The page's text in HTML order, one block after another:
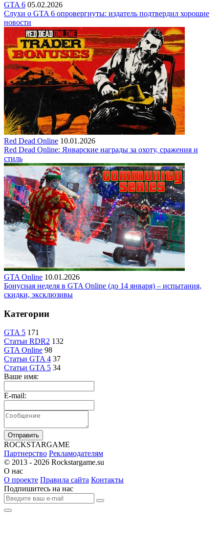
GTA 6 05.02.2026
Слухи о GTA 6 опровергнуты: издатель подтвердил хорошие
новости
Red Dead Online 10.01.2026
Red Dead Online: Январские награды за охоту, сражения и
стиль
GTA Online 10.01.2026
Бонусная неделя в GTA Online (до 14 января) – испытания,
скидки, эксклюзивы
Категории
GTA 5 171
Статьи RDR2 132
GTA Online 98
Статьи GTA 4 37
Статьи GTA 5 34
Ваше имя:
E-mail:
Отправить
ROCKSTARGAME
Партнерство Рекламодателям
© 2013 - 2026 Rockstargame.su
О нас
О проекте Правила сайта Контакты
Подпишитесь на нас